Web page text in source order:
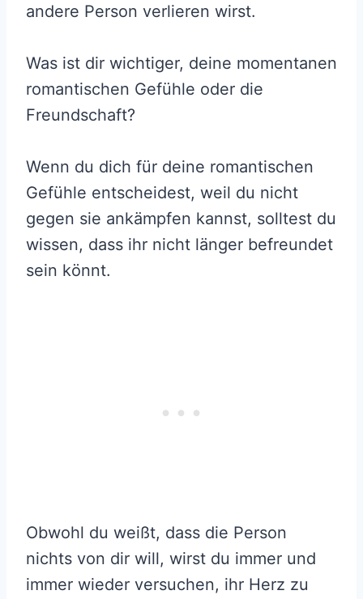
andere Person verlieren wirst.
Was ist dir wichtiger, deine momentanen
romantischen Gefühle oder die
Freundschaft?
Wenn du dich für deine romantischen
Gefühle entscheidest, weil du nicht
gegen sie ankämpfen kannst, solltest du
wissen, dass ihr nicht länger befreundet
sein könnt.
Obwohl du weißt, dass die Person
nichts von dir will, wirst du immer und
immer wieder versuchen, ihr Herz zu